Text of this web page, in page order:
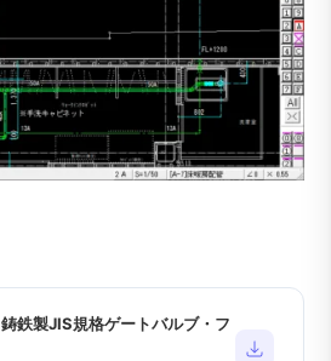
鋳鉄製JIS規格ゲートバルブ・フ